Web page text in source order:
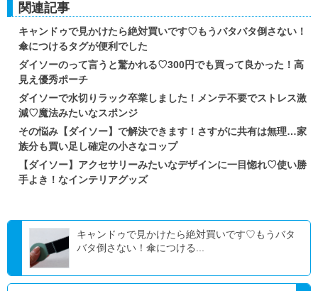
関連記事
キャンドゥで見かけたら絶対買いです♡もうバタバタ倒さない！
傘につけるタグが便利でした
ダイソーのって言うと驚かれる♡300円でも買って良かった！高
見え優秀ポーチ
ダイソーで水切りラック卒業しました！メンテ不要でストレス激
減♡魔法みたいなスポンジ
その悩み【ダイソー】で解決できます！さすがに共有は無理…家
族分も買い足し確定の小さなコップ
【ダイソー】アクセサリーみたいなデザインに一目惚れ♡使い勝
手よき！なインテリアグッズ
キャンドゥで見かけたら絶対買いです♡もうバタ
バタ倒さない！傘につける...